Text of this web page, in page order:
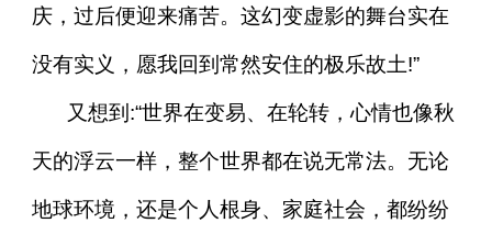
庆，过后便迎来痛苦。这幻变虚影的舞台实在
没有实义，愿我回到常然安住的极乐故土!”
又想到:“世界在变易、在轮转，心情也像秋
天的浮云一样，整个世界都在说无常法。无论
地球环境，还是个人根身、家庭社会，都纷纷